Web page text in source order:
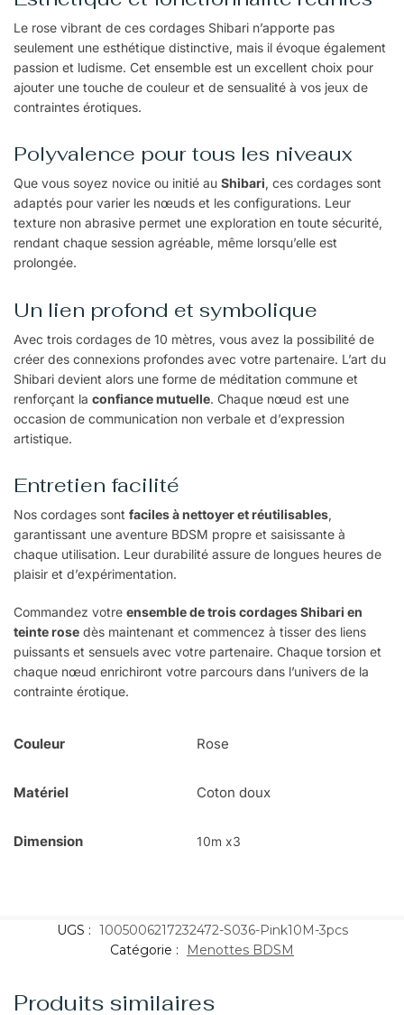
Le rose vibrant de ces cordages Shibari n’apporte pas
seulement une esthétique distinctive, mais il évoque également
passion et ludisme. Cet ensemble est un excellent choix pour
ajouter une touche de couleur et de sensualité à vos jeux de
contraintes érotiques.
Polyvalence pour tous les niveaux
Que vous soyez novice ou initié au Shibari, ces cordages sont
adaptés pour varier les nœuds et les configurations. Leur
texture non abrasive permet une exploration en toute sécurité,
rendant chaque session agréable, même lorsqu’elle est
prolongée.
Un lien profond et symbolique
Avec trois cordages de 10 mètres, vous avez la possibilité de
créer des connexions profondes avec votre partenaire. L’art du
Shibari devient alors une forme de méditation commune et
renforçant la confiance mutuelle. Chaque nœud est une
occasion de communication non verbale et d’expression
artistique.
Entretien facilité
Nos cordages sont faciles à nettoyer et réutilisables,
garantissant une aventure BDSM propre et saisissante à
chaque utilisation. Leur durabilité assure de longues heures de
plaisir et d’expérimentation.
Commandez votre ensemble de trois cordages Shibari en
teinte rose dès maintenant et commencez à tisser des liens
puissants et sensuels avec votre partenaire. Chaque torsion et
chaque nœud enrichiront votre parcours dans l’univers de la
contrainte érotique.
Couleur Rose
Matériel Coton doux
Dimension 10m x3
UGS : 1005006217232472-S036-Pink10M-3pcs
Catégorie :
Menottes BDSM
Produits similaires